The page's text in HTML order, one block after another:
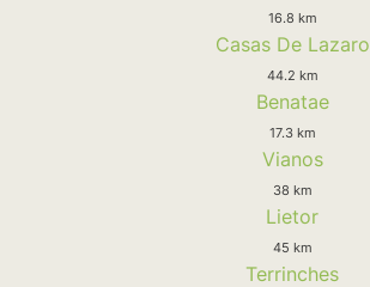
16.8 km
Casas De Lazaro
44.2 km
Benatae
17.3 km
Vianos
38 km
Lietor
45 km
Terrinches